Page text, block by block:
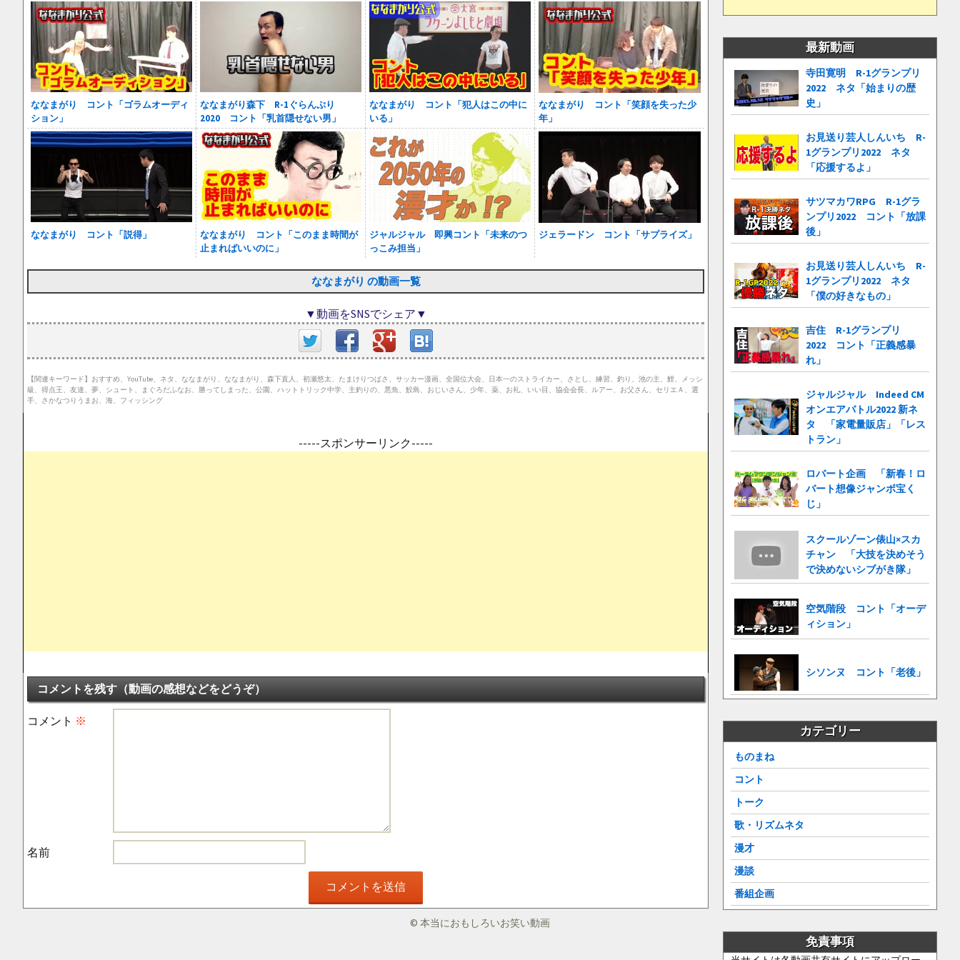
ななまがり コント「ゴラムオーディ
ション」
ななまがり森下 R-1ぐらんぷり
2020 コント「乳首隠せない男」
ななまがり コント「犯人はこの中に
いる」
ななまがり コント「笑顔を失った少
年」
ななまがり コント「説得」
ななまがり コント「このまま時間が
止まればいいのに」
ジャルジャル 即興コント「未来のつ
っこみ担当」
ジェラードン コント「サプライズ」
ななまがり の動画一覧
▼動画をSNSでシェア▼
【関連キーワード】おすすめ、YouTube、ネタ、ななまがり、ななまがり、森下直人、初瀬悠太、たまけりつばさ、サッカー漫画、全国位大会、日本一のストライカー、さとし、練習、釣り、池の主、鯉、メッシ
級、得点王、友達、夢、シュート、まぐろだふなお、勝ってしまった、公園、ハットトリック中学、主釣りの、悪魚、鮫島、おじいさん、少年、薬、お礼、いい目、協会会長、ルアー、お父さん、セリエＡ、選
手、さかなつりうまお、海、フィッシング
-----スポンサーリンク-----
コメントを残す（動画の感想などをどうぞ）
コメント ※
名前
最新動画
寺田寛明 R-1グランプリ
2022 ネタ「始まりの歴
史」
お見送り芸人しんいち R-
1グランプリ2022 ネタ
「応援するよ」
サツマカワRPG R-1グラ
ンプリ2022 コント「放課
後」
お見送り芸人しんいち R-
1グランプリ2022 ネタ
「僕の好きなもの」
吉住 R-1グランプリ
2022 コント「正義感暴
れ」
ジャルジャル Indeed CM
オンエアバトル2022 新ネ
タ 「家電量販店」「レス
トラン」
ロバート企画 「新春！ロ
バート想像ジャンボ宝く
じ」
スクールゾーン俵山×スカ
チャン 「大技を決めそう
で決めないシブがき隊」
空気階段 コント「オーデ
ィション」
シソンヌ コント「老後」
カテゴリー
ものまね
コント
トーク
歌・リズムネタ
漫才
漫談
番組企画
免責事項
© 本当におもしろいお笑い動画